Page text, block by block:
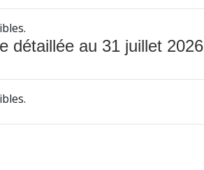
détaillée au 31 juillet 2026